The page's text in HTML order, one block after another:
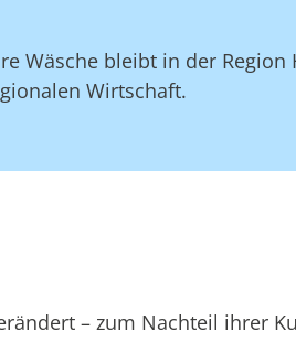
Wäsche bleibt in der
Wirtschaft.
– zum Nachteil ihrer